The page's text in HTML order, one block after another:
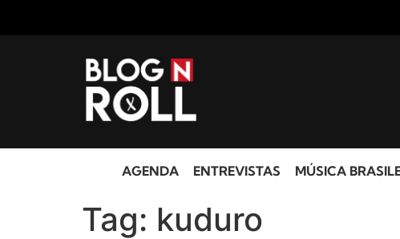
AGENDA ENTREVISTAS MÚSICA
Tag: kuduro